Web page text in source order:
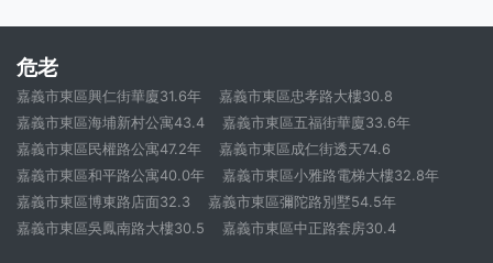
危老
嘉義市東區興仁街華廈31.6年
嘉義市東區忠孝路大樓30.8
嘉義市東區海埔新村公寓43.4
嘉義市東區五福街華廈33.6年
嘉義市東區民權路公寓47.2年
嘉義市東區成仁街透天74.6
嘉義市東區和平路公寓40.0年
嘉義市東區小雅路電梯大樓32.8年
嘉義市東區博東路店面32.3
嘉義市東區彌陀路別墅54.5年
嘉義市東區吳鳳南路大樓30.5
嘉義市東區中正路套房30.4